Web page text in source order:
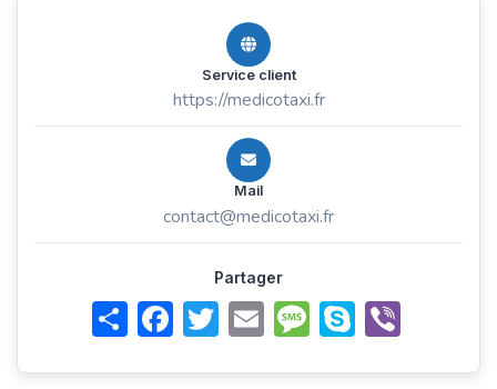
Service client
https://medicotaxi.fr
Mail
contact@medicotaxi.fr
Partager
ShareFacebookTwitterEmail MessageSkypeViber